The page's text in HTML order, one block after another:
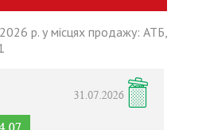
р. у місцях продажу: АТБ,